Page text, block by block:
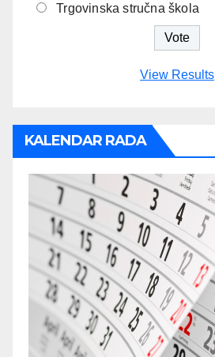
Trgovinska stručna škola
View Results
KALENDAR RADA